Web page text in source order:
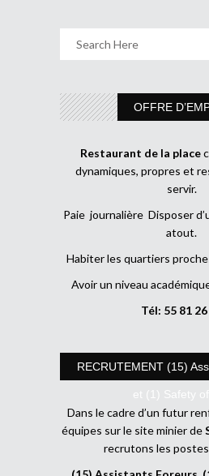
OFFRE
Restaurant de la place
dynamiques, propres et
servir.
Paie journalière Disposer
atout.
Habiter les quartiers
Avoir un niveau
Tél: 55 81
RECRUTEMENT (15)
et (1) Safety
Dans le cadre d’un futur
équipes sur le site minier de
recrutons les